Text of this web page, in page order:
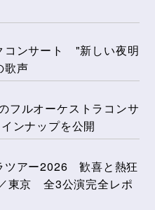
コンサート "新しい夜明
歌声
フルオーケストラコンサ
ンナップを公開
ツアー2026 歓喜と熱狂
東京 全3公演完全レポ